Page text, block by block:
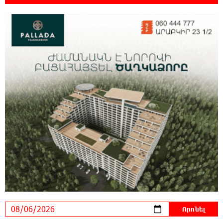
բանտերը լիքն են քաղբանտարկյալներով,
նորերին բերելու համար, քանի որ տեղ չկա, հերթափոխով
հներին ուղարկում են տնային կալանքի․ Անահիտ
Ադամյան
22:36:21 5-08-2026
Իրանն ու Օմանը համաձայնեցրել են
Հորմուզի նեղուցով նոր երթուղու
կոորդինատները
22:35:49 5-08-2026
Կարենիսի Առաքելոց վանք, 5-րդ դար.
պաշտպանենք մեր եկեղեցին․ Մենուա